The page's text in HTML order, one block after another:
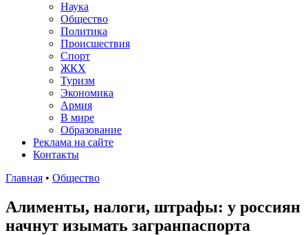
Наука
Общество
Политика
Происшествия
Спорт
ЖКХ
Туризм
Экономика
Армия
В мире
Образование
Реклама на сайте
Контакты
Главная • Общество
Алименты, налоги, штрафы: у россиян
начнут изымать загранпаспорта